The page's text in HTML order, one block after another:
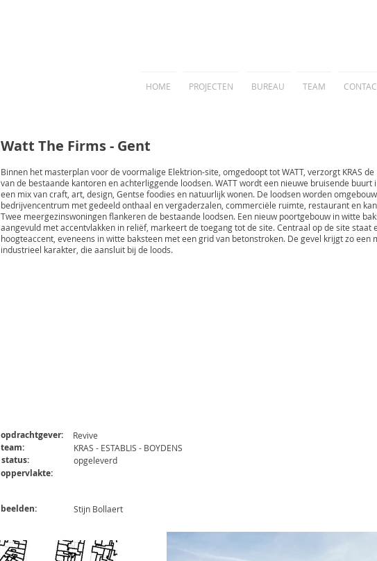
HOME PROJECTEN BUREAU TEAM
Watt The Firms - Gent
Binnen het masterplan voor de voormalige Elektrion-site, omgedoopt tot WATT, verzorgt KRAS
van de bestaande kantoren en achterliggende loodsen. WATT wordt een nieuwe bruisende buurt
een mix van craft, art, design, Gentse foodies en natuurlijk wonen. De loodsen worden
bedrijvencentrum met gedeeld onthaal en vergaderzalen, commerciële ruimte, restaurant en
Twee meergezinswoningen flankeren de bestaande loodsen. Een nieuw poortgebouw in witte
aangevuld met accentvlakken in reliëf, markeert de toegang tot de site. Centraal op de site staat
hoogteaccent, eveneens in witte baksteen met een grid van betonstroken. De gevel krijgt zo een
industrieel karakter, die aansluit bij de loods.
opdrachtgever: Revive
team:
status:
KRAS - ESTABLIS - BOYDENS
opgeleverd
oppervlakte:
beelden: Stijn Bollaert